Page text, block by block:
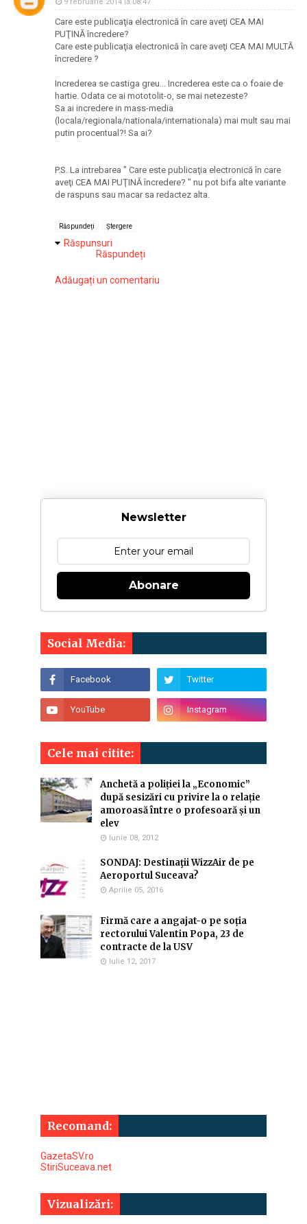
Care este publicaţia electronică în care aveţi CEA MAI
PUŢINĂ încredere?
Care este publicaţia electronică în care aveţi CEA MAI MULTĂ
încredere ?
Increderea se castiga greu... Increderea este ca o foaie de
hartie. Odata ce ai mototolit-o, se mai netezeste?
Sa ai incredere in mass-media
(locala/regionala/nationala/internationala) mai mult sau mai
putin procentual?! Sa ai?
P.S. La intrebarea " Care este publicaţia electronică în care
aveţi CEA MAI PUŢINĂ încredere? " nu pot bifa alte variante
de raspuns sau macar sa redactez alta.
Răspundeți Ștergere
Răspunsuri
Răspundeți
Adăugați un comentariu
Newsletter
Abonare
Social Media:
Cele mai citite:
Anchetă a poliției la „Economic”
după sesizări cu privire la o relație
amoroasă între o profesoară și un
elev
Iunie 08, 2012
SONDAJ: Destinaţii WizzAir de pe
Aeroportul Suceava?
Aprilie 05, 2016
Firmă care a angajat-o pe soția
rectorului Valentin Popa, 23 de
contracte de la USV
Iulie 12, 2017
Recomand:
GazetaSV.ro
StiriSuceava.net
Vizualizări: